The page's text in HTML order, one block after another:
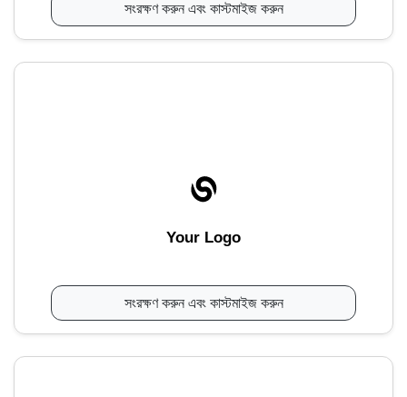
সংরক্ষণ করুন এবং কাস্টমাইজ করুন
Your Logo
সংরক্ষণ করুন এবং কাস্টমাইজ করুন